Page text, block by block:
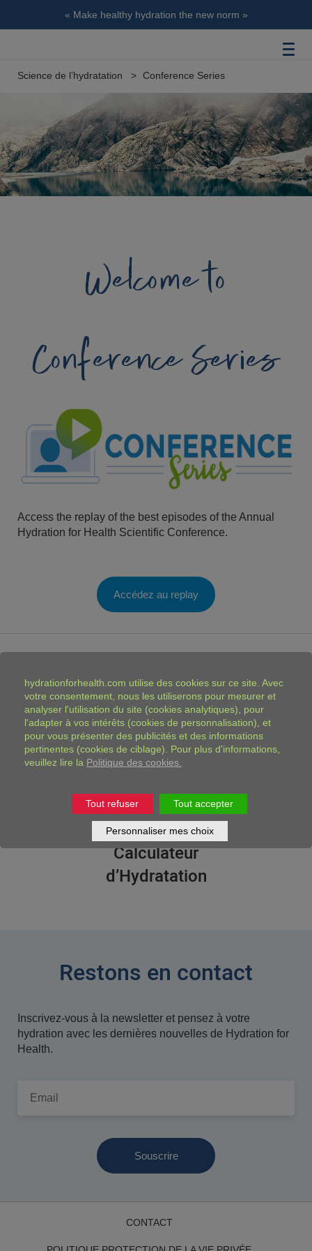
« Make healthy hydration the new norm »
Science de l’hydratation Conference Series
Welcome to
Conference Series
Access the replay of the best episodes of the Annual
Hydration for Health Scientific Conference.
Découvrez nos outils
d’hydratation
Calculateur
d’Hydratation
Restons en contact
Inscrivez-vous à la newsletter et pensez à votre
hydration avec les dernières nouvelles de Hydration for
Health.
CONTACT
hydrationforhealth.com utilise des cookies sur ce site. Avec
votre consentement, nous les utiliserons pour mesurer et
analyser l'utilisation du site (cookies analytiques), pour
l'adapter à vos intérêts (cookies de personnalisation), et
pour vous présenter des publicités et des informations
pertinentes (cookies de ciblage). Pour plus d'informations,
veuillez lire la Politique des cookies.
Tout refuser Tout accepter
Personnaliser mes choix